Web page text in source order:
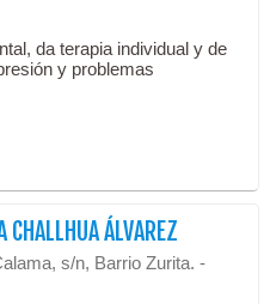
da terapia individual y de
y problemas
CHALLHUA ÁLVAREZ
s/n, Barrio Zurita. -